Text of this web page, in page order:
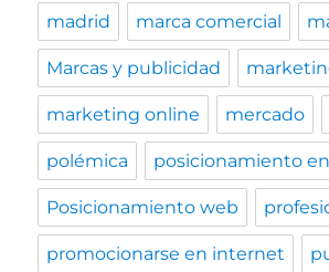
madrid marca comercial
Marcas y publicidad
marketing online mercado
polémica posicionamiento
Posicionamiento web
promocionarse en internet